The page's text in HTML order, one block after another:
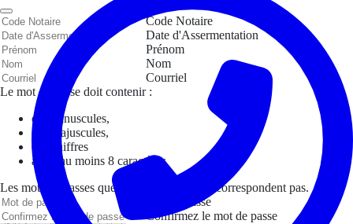
Code Notaire
Date d'Assermentation
Prénom
Nom
Courriel
Le mot de passe doit contenir :
des minuscules,
des majuscules,
des chiffres
avoir au moins 8 caractères
Les mots de passes que vous avez saisis ne correspondent pas.
Mot de passe
Confirmez le mot de passe